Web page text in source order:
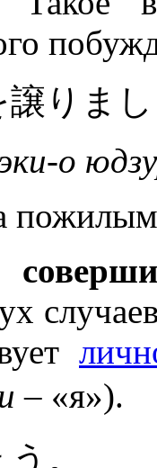
りま
о
– «я»).
。